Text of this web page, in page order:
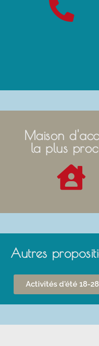
Maison
la plus
Autres
Activités d'été 18-28